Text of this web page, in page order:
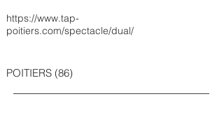
https://www.tap-
poitiers.com/spectacle/dual/
POITIERS (86)